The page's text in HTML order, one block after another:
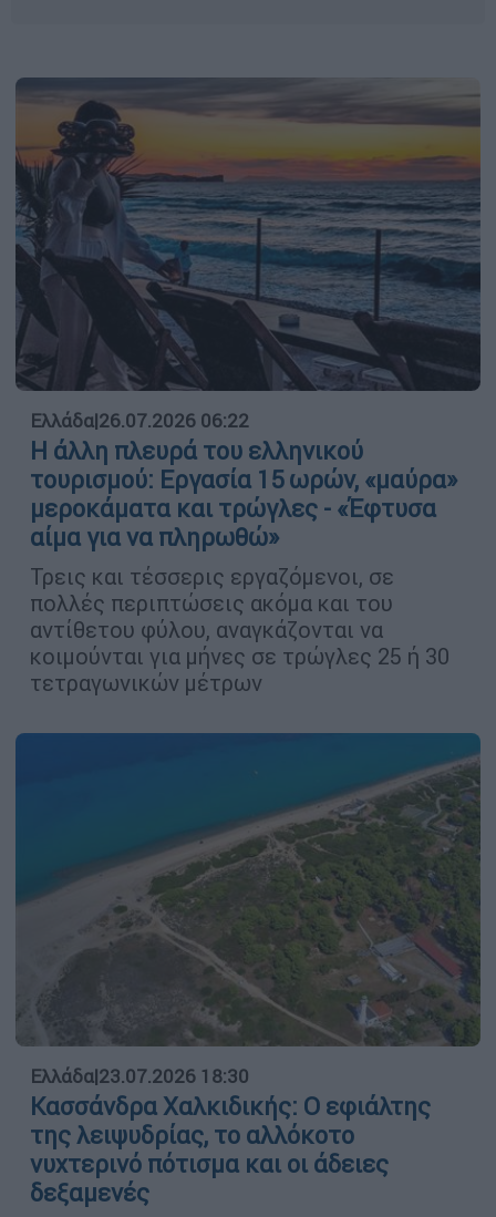
Ελλάδα|26.07.2026 06:22
Η άλλη πλευρά του ελληνικού
τουρισμού: Εργασία 15 ωρών, «μαύρα»
μεροκάματα και τρώγλες - «Έφτυσα
αίμα για να πληρωθώ»
Τρεις και τέσσερις εργαζόμενοι, σε
πολλές περιπτώσεις ακόμα και του
αντίθετου φύλου, αναγκάζονται να
κοιμούνται για μήνες σε τρώγλες 25 ή 30
τετραγωνικών μέτρων
Ελλάδα|23.07.2026 18:30
Κασσάνδρα Χαλκιδικής: Ο εφιάλτης
της λειψυδρίας, το αλλόκοτο
νυχτερινό πότισμα και οι άδειες
δεξαμενές